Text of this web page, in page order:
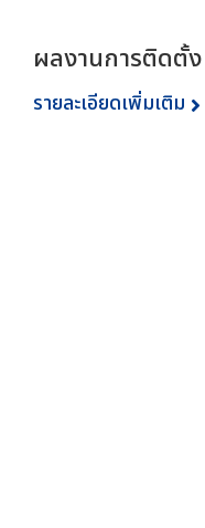
ผลงานการติดตั้ง
รายละเอียดเพิ่มเติม